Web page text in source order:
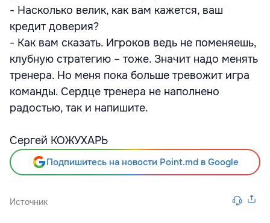
- Насколько велик, как вам кажется, ваш
кредит доверия?
- Как вам сказать. Игроков ведь не поменяешь,
клубную стратегию – тоже. Значит надо менять
тренера. Но меня пока больше тревожит игра
команды. Сердце тренера не наполнено
радостью, так и напишите.
Сергей КОЖУХАРЬ
Подпишитесь на новости Point.md в Google
Источник